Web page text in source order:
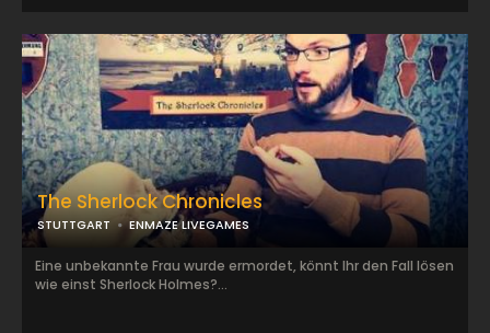
The Sherlock Chronicles
STUTTGART ENMAZE LIVEGAMES
Eine unbekannte Frau wurde ermordet, könnt Ihr den Fall lösen
wie einst Sherlock Holmes?...